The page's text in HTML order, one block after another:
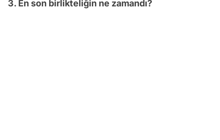
3. En son birlikteliğin ne zamandı?